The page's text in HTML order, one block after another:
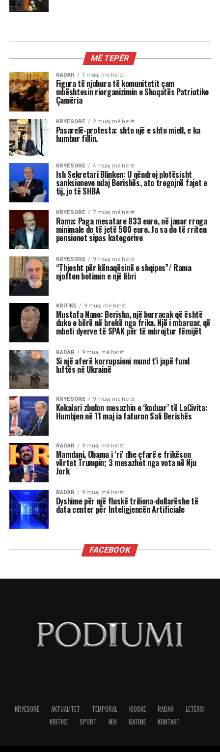
Rama: Paga mesatare 833 euro, në
janar rroga minimale do të jetë 500
euro. Ja sa do të rriten pensionet
sipas kategorive
Kryeministri Edi Rama në konferencën e
fundvitit me gazetarët foli për një rritje
ekonomike pozitive. Ai u ndal tek rritja e pagave
dhe pensioneve.
Sipas kreut të qeverisë në tremujorin e fundit
paga mesatare ka qenë 833 euro, ndërsa duke
nisur nga janari 2026 paga minimale do të jetë
500 euro.
Rama tha se rritja e pensioneve që nis në janar
është përtej indeksimit.
Sipas tij pensioni urban me vite të plota pune do
të rritet me 18 mijë lekë të vjetra në muaj nga
janari i 2026 dhe keshtu do te vazhdojë te
dyfishohet, trefishohet, katërfishohet vit pas viti.
Pensioni urban i pjesshëm do të rritet me 8 mijë
lekë në muaj, pensioni rural me 1 mijë lekë në
muaj, pensioni familjar do të rritet me 700 lekë
në muaj dhe pensioni i invalidit do të rritet me
600 lekë në muaj.
“Ndërkohë që bizneset e reja janë shtuar me 20%,
investimet e huaja në 3 mujorin e 3 kanë pasur
rritje mbi 10%. Stoku i investimeve të huaja është
domethënës dhe më i lartë me mbi 10%
fuqi të ligjit për pagën 500 euro.
Duke filluar nga tetori i këtij viti është kryer
Duke filluar nga janari pensionet do rriten përtej